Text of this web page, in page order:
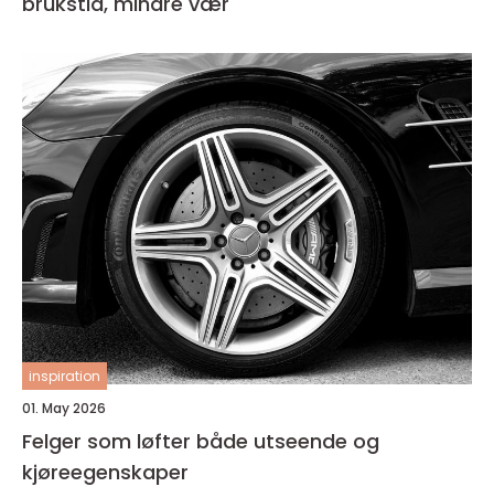
inspiration
01. May 2026
Felger som løfter både utseende og
kjøreegenskaper